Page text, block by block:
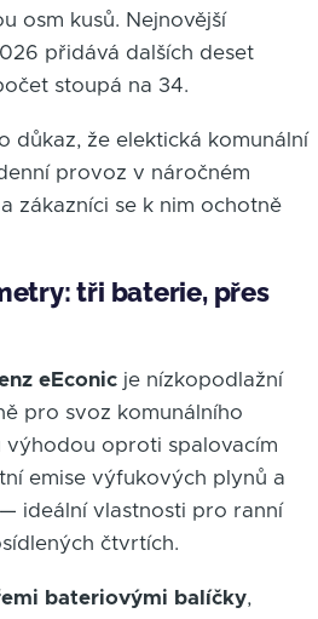
osm kusů. Nejnovější
přidává dalších deset
stoupá na 34.
důkaz, že elektická komunální
provoz v náročném
zákazníci se k nim ochotně
tři baterie, přes
eEconic je nízkopodlažní
pro svoz komunálního
oproti spalovacím
emise výfukových plynů a
ideální vlastnosti pro ranní
čtvrtích.
bateriovými balíčky,